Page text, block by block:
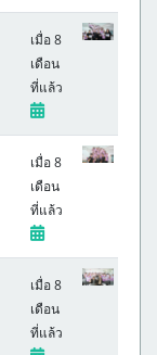
เมื่อ 8
เดือน
ที่แล้ว
เมื่อ 8
เดือน
ที่แล้ว
เมื่อ 8
เดือน
ที่แล้ว